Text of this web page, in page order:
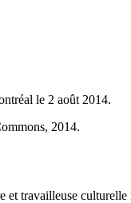
le 2 août 2014.
2014.
et travailleuse